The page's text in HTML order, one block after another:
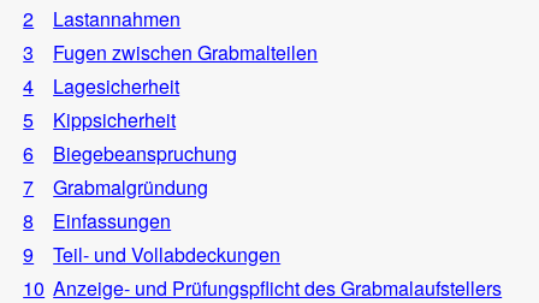
2
Lastannahmen
3
Fugen zwischen Grabmalteilen
4
Lagesicherheit
5
Kippsicherheit
6
Biegebeanspruchung
7
Grabmalgründung
8
Einfassungen
9
Teil- und Vollabdeckungen
10 Anzeige- und Prüfungspflicht des Grabmalaufstellers